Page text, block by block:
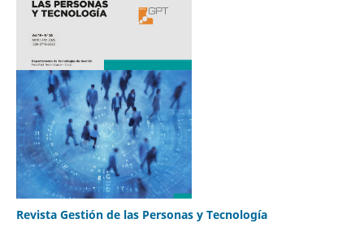
Revista Gestión de las Personas y Tecnología